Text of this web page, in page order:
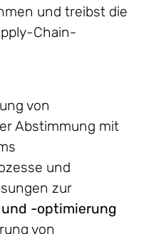
und treibst die
Chain-
von
Abstimmung mit
und
zur
-optimierung
von